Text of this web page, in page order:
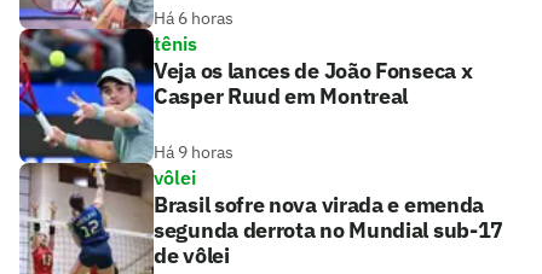
Há 6 horas
tênis
Veja os lances de João Fonseca x
Casper Ruud em Montreal
Há 9 horas
vôlei
Brasil sofre nova virada e emenda
segunda derrota no Mundial sub-17
de vôlei